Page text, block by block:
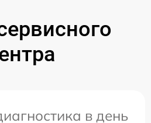
в день